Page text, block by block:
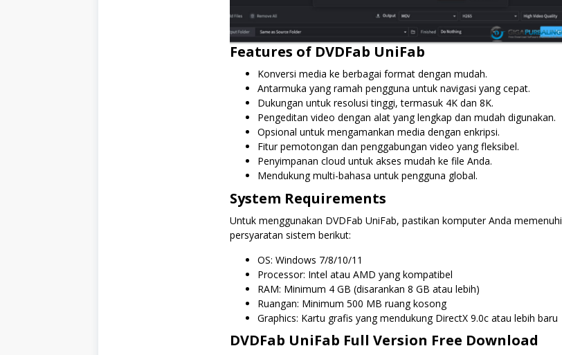
Features of DVDFab UniFab
Konversi media ke berbagai format dengan mudah.
Antarmuka yang ramah pengguna untuk navigasi yang cepat.
Dukungan untuk resolusi tinggi, termasuk 4K dan 8K.
Pengeditan video dengan alat yang lengkap dan mudah digunakan.
Opsional untuk mengamankan media dengan enkripsi.
Fitur pemotongan dan penggabungan video yang fleksibel.
Penyimpanan cloud untuk akses mudah ke file Anda.
Mendukung multi-bahasa untuk pengguna global.
System Requirements
Untuk menggunakan DVDFab UniFab, pastikan komputer Anda memenuhi
persyaratan sistem berikut:
OS: Windows 7/8/10/11
Processor: Intel atau AMD yang kompatibel
RAM: Minimum 4 GB (disarankan 8 GB atau lebih)
Ruangan: Minimum 500 MB ruang kosong
Graphics: Kartu grafis yang mendukung DirectX 9.0c atau lebih baru
DVDFab UniFab Full Version Free Download